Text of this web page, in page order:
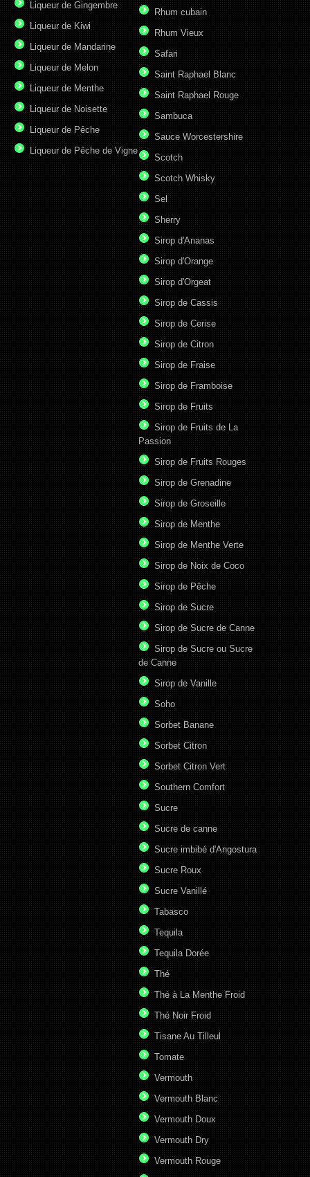
Liqueur de Gingembre
Liqueur de Kiwi
Liqueur de Mandarine
Liqueur de Melon
Liqueur de Menthe
Liqueur de Noisette
Liqueur de Pêche
Liqueur de Pêche de Vigne
Rhum cubain
Rhum Vieux
Safari
Saint Raphael Blanc
Saint Raphael Rouge
Sambuca
Sauce Worcestershire
Scotch
Scotch Whisky
Sel
Sherry
Sirop d'Ananas
Sirop d'Orange
Sirop d'Orgeat
Sirop de Cassis
Sirop de Cerise
Sirop de Citron
Sirop de Fraise
Sirop de Framboise
Sirop de Fruits
Sirop de Fruits de La
Passion
Sirop de Fruits Rouges
Sirop de Grenadine
Sirop de Groseille
Sirop de Menthe
Sirop de Menthe Verte
Sirop de Noix de Coco
Sirop de Pêche
Sirop de Sucre
Sirop de Sucre de Canne
Sirop de Sucre ou Sucre
de Canne
Sirop de Vanille
Soho
Sorbet Banane
Sorbet Citron
Sorbet Citron Vert
Southern Comfort
Sucre
Sucre de canne
Sucre imbibé d'Angostura
Sucre Roux
Sucre Vanillé
Tabasco
Tequila
Tequila Dorée
Thé
Thé à La Menthe Froid
Thé Noir Froid
Tisane Au Tilleul
Tomate
Vermouth
Vermouth Blanc
Vermouth Doux
Vermouth Dry
Vermouth Rouge